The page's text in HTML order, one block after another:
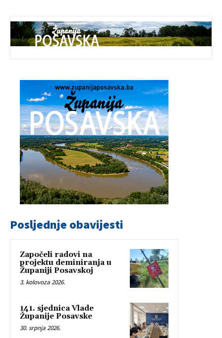
Posljednje obavijesti
Započeli radovi na
projektu deminiranja u
Županiji Posavskoj
3. kolovoza 2026.
141. sjednica Vlade
Županije Posavske
30. srpnja 2026.